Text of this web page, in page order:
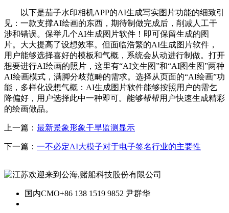
以下是茄子水印相机APP的AI生成写实图片功能的细致引
见：一款支撑AI绘画的东西，期待制做完成后，削减人工干
涉和错误。保举几个AI生成图片软件！即可保留生成的图
片。大大提高了设想效率。但面临浩繁的AI生成图片软件，
用户能够选择喜好的模板和气概，系统会从动进行制做。打开
想要进行AI绘画的照片，这里有“AI文生图”和“AI图生图”两种
AI绘画模式，满脚分歧范畴的需求。选择从页面的“AI绘画”功
能，多样化设想气概：AI生成图片软件能够按照用户的需乞
降偏好，用户选择此中一种即可。能够帮帮用户快速生成精彩
的绘画做品。
上一篇： 最新景象形象干旱监测显示
下一篇： 一不必定AI大模子对于电子签名行业的主要性
国内CMO+86 138 1519 9852 尹群华